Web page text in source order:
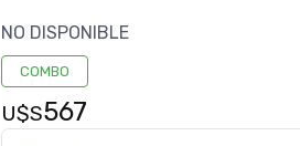
NO DISPONIBLE
COMBO
U$S567